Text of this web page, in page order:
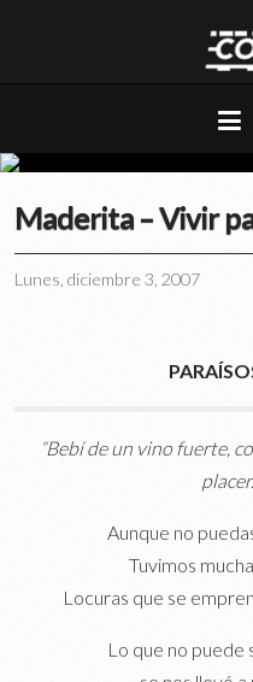
Maderita – Vivir
Lunes, diciembre 3, 2007
“Bebí de un vino fuerte,
Aunque no
Tuvimos
Locuras que se
Lo que no puede